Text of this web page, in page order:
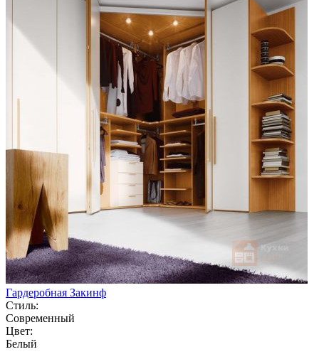
Гардеробная Закинф
Стиль:
Современный
Цвет:
Белый